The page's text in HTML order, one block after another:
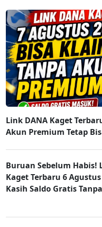
Link DANA Kaget
Akun Premium Tetap
Buruan Sebelum Habis!
Kaget Terbaru 6 Agustus
Kasih Saldo Gratis